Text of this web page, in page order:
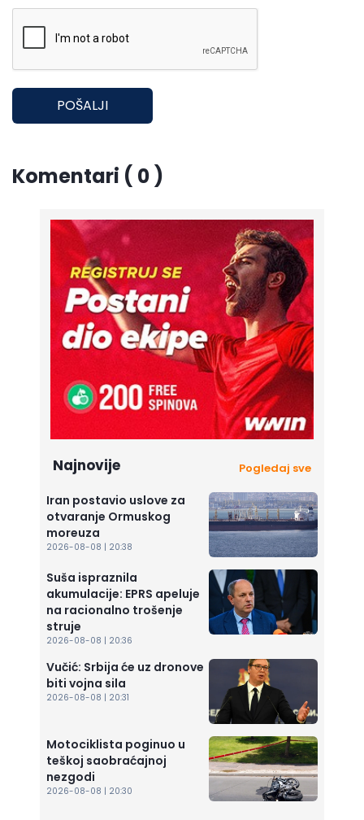
POŠALJI
Komentari ( 0 )
Najnovije Pogledaj sve
Iran postavio uslove za
otvaranje Ormuskog
moreuza
2026-08-08 | 20:38
Suša ispraznila
akumulacije: EPRS apeluje
na racionalno trošenje
struje
2026-08-08 | 20:36
Vučić: Srbija će uz dronove
biti vojna sila
2026-08-08 | 20:31
Motociklista poginuo u
teškoj saobraćajnoj
nezgodi
2026-08-08 | 20:30